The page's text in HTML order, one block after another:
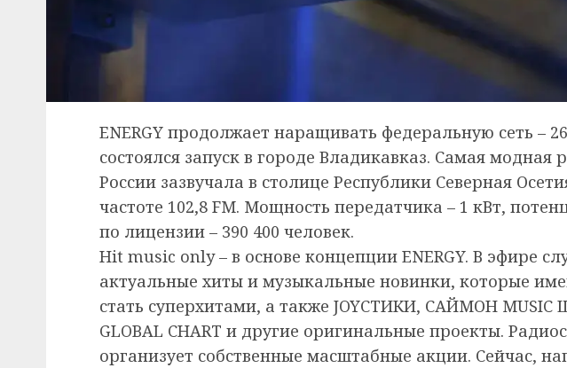
ENERGY продолжает наращивать федеральную сеть –
состоялся запуск в городе Владикавказ. Самая модная
России зазвучала в столице Республики Северная
частоте 102,8 FM. Мощность передатчика – 1 кВт,
по лицензии – 390 400 человек.
Hit music only – в основе концепции ENERGY. В эфире
актуальные хиты и музыкальные новинки, которые
стать суперхитами, а также JOYСТИКИ, САЙМОН MUSIC
GLOBAL CHART и другие оригинальные проекты.
организует собственные масштабные акции. Сейчас,